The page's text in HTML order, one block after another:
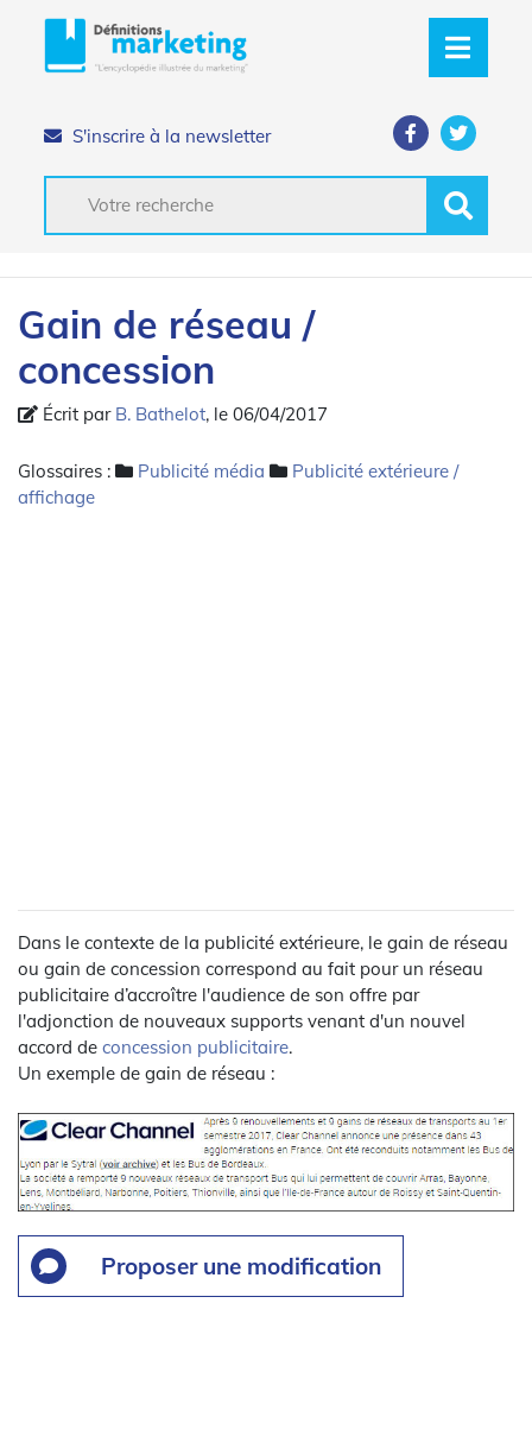
S'inscrire à la newsletter
Gain de réseau /
concession
Écrit par B. Bathelot, le 06/04/2017
Glossaires : Publicité média
Publicité extérieure /
affichage
Dans le contexte de la publicité extérieure, le gain de réseau
ou gain de concession correspond au fait pour un réseau
publicitaire d’accroître l'audience de son offre par
l'adjonction de nouveaux supports venant d'un nouvel
accord de concession publicitaire.
Un exemple de gain de réseau :
Proposer une modification